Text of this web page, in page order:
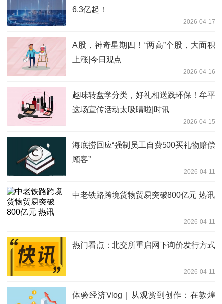
6.3亿起！
2026-04-17
A股，神奇星期四！“两高”个股，大面积
上涨|今日观点
2026-04-16
趣味转盘学分类，好礼相送践环保！牟平
这场宣传活动太吸睛啦|时讯
2026-04-15
海底捞回应“强制员工自费500买礼物赔偿
顾客”
2026-04-11
中老铁路跨境货物贸易突破800亿元 热讯
2026-04-11
热门看点：北交所重启网下询价发行方式
2026-04-11
体验经济Vlog｜从观赏到创作：在敦煌